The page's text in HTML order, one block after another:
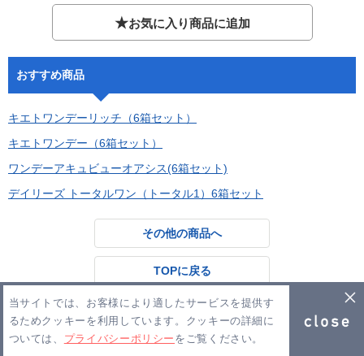
★お気に入り商品に追加
おすすめ商品
キエトワンデーリッチ（6箱セット）
キエトワンデー（6箱セット）
ワンデーアキュビューオアシス(6箱セット)
デイリーズ トータルワン（トータル1）6箱セット
その他の商品へ
TOPに戻る
Copyright ©Lmode 2026
当サイトでは、お客様により適したサービスを提供す
るためクッキーを利用しています。クッキーの詳細に
ついては、 プライバシーポリシー をご覧ください。